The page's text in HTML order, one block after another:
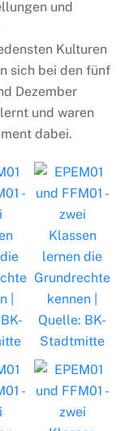
und
Kulturen
sich bei den fünf
Dezember
und waren
dabei.